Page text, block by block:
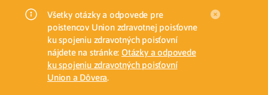
Všetky otázky a odpovede pre
poistencov Union zdravotnej poisťovne
ku spojeniu zdravotných poisťovní
nájdete na stránke: Otázky a odpovede
ku spojeniu zdravotných poisťovní
Union a Dôvera.